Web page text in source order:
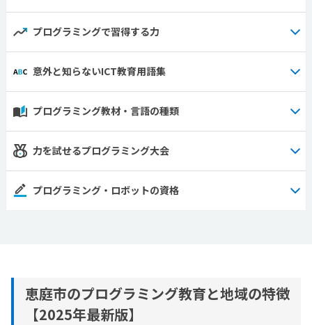
プログラミングで習得する力
意外と知らないICT教育用語集
プログラミング教材・言語の種類
力を試せるプログラミング大会
プログラミング・ロボットの資格
恵庭市のプログラミング教育と地域の特徴
【2025年最新版】